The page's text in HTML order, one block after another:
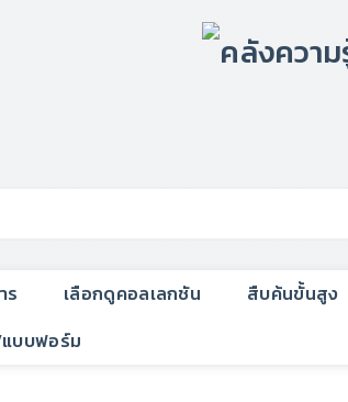
ร เลือกดูคอลเลกชัน สืบค้นขั้นสูง
บบฟอร์ม